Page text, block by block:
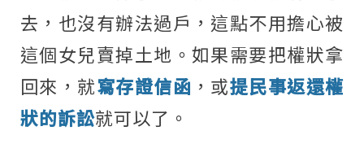
去，也沒有辦法過戶，這點不用擔心被
這個女兒賣掉土地。如果需要把權狀拿
回來，就寫存證信函 ，或提民事返還權
狀的訴訟就可以了。